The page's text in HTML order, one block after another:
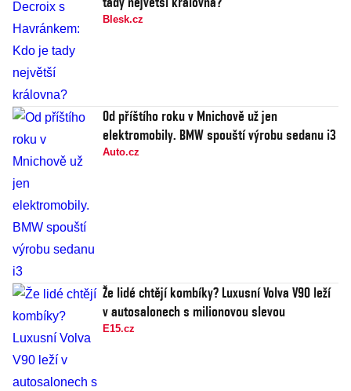
Blesk.cz
Od příštího roku v Mnichově už jen
elektromobily. BMW spouští výrobu sedanu i3
Auto.cz
Že lidé chtějí kombíky? Luxusní Volva V90 leží
v autosalonech s milionovou slevou
E15.cz